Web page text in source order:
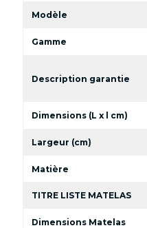
Modèle
Gamme
Description garantie
Dimensions (L x l cm)
Largeur (cm)
Matière
TITRE LISTE MATELAS
Dimensions Matelas